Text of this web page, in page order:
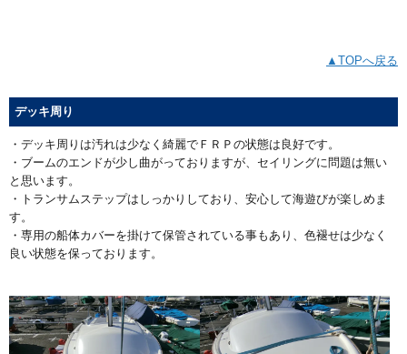
▲TOPへ戻る
デッキ周り
・デッキ周りは汚れは少なく綺麗でＦＲＰの状態は良好です。
・ブームのエンドが少し曲がっておりますが、セイリングに問題は無い
と思います。
・トランサムステップはしっかりしており、安心して海遊びが楽しめま
す。
・専用の船体カバーを掛けて保管されている事もあり、色褪せは少なく
良い状態を保っております。